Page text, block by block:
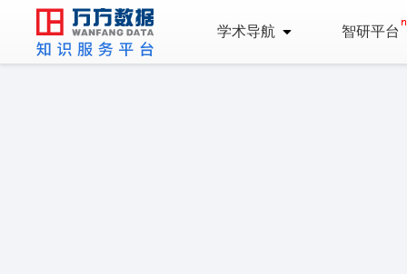
学术导航 智研平台